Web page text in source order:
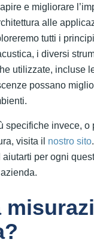
e migliorare
alle
tutti i
i diversi
utilizzate, incluse
possano
specifiche invece, o
visita il nostro sito
aiutarti per ogni